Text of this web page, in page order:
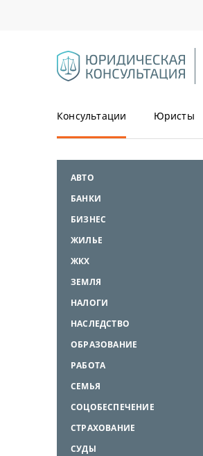
Консультации Юристы
АВТО
БАНКИ
БИЗНЕС
ЖИЛЬЕ
ЖКХ
ЗЕМЛЯ
НАЛОГИ
НАСЛЕДСТВО
ОБРАЗОВАНИЕ
РАБОТА
СЕМЬЯ
СОЦОБЕСПЕЧЕНИЕ
СТРАХОВАНИЕ
СУДЫ